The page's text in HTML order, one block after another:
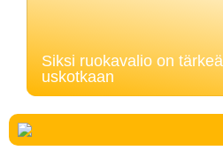
Siksi ruokavalio on
uskotkaan